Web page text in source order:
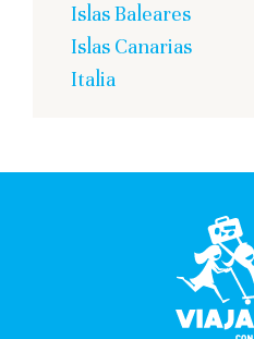
Islas Baleares
Islas Canarias
Italia